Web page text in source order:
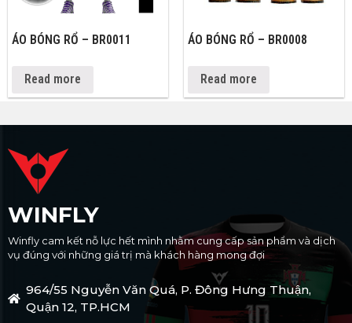
ÁO BÓNG RỔ – BR0011
Read more
ÁO BÓNG RỔ – BR0008
Read more
WINFLY
Winfly cam kết nỗ lực hết mình nhằm cung cấp sản phẩm và dịch
vụ đúng với những giá trị mà khách hàng mong đợi
964/55 Nguyễn Văn Quá, P. Đông Hưng Thuận,
Quận 12, TP.HCM